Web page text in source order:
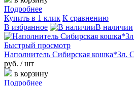
Подробнее
Купить в 1 клик К сравнению
В избранное
В наличии
Быстрый просмотр
Наполнитель Сибирская
руб. / шт
в корзину
Подробнее